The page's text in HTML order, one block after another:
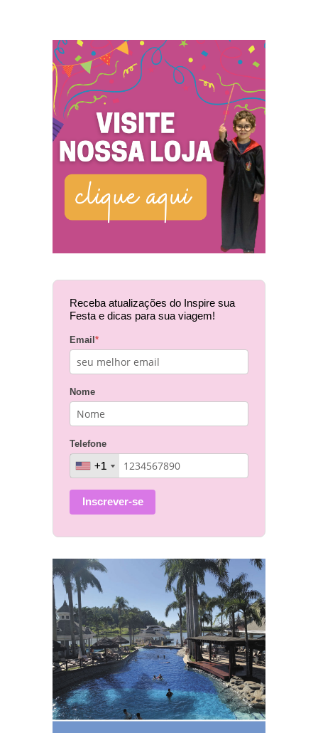
Receba atualizações do Inspire sua
Festa e dicas para sua viagem!
Email *
Nome
Telefone
+1
+1
Inscrever-se